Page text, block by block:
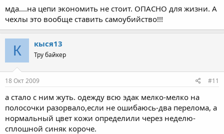
мда....на цепи экономить не стоит. ОПАСНО для жизни. А
чехлы это вообще ставить самоубийство!!!
К кыся13
Тру байкер
18 Окт 2009 #11
а стало с ним жуть. одежду всю эдак мелко-мелко на
полосочки разорвало,если не ошибаюсь-два перелома, а
нормальный цвет кожи определили через неделю-
сплошной синяк короче.